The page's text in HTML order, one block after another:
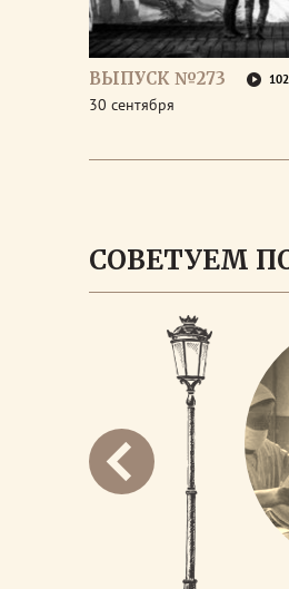
ВЫПУСК №273
30 сентября
СОВЕТУЕМ